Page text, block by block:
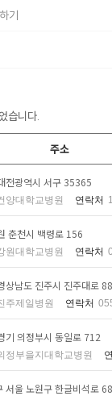
습니다.
주소
전광역시 서구 35365
양대학교병원 연락처
춘천시 백령로 156
원대학교병원 연락처
상남도 진주시 진주대로
주제일병원 연락처
기 의정부시 동일로 712
정부을지대학교병원
서울 노원구 한글비석로 68